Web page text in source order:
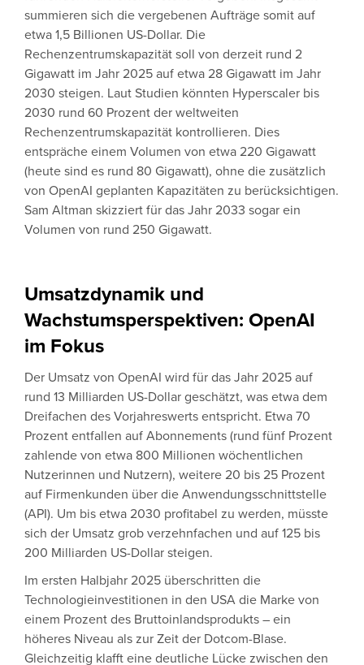
summieren sich die vergebenen Aufträge somit auf
etwa 1,5 Billionen US-Dollar. Die
Rechenzentrumskapazität soll von derzeit rund 2
Gigawatt im Jahr 2025 auf etwa 28 Gigawatt im Jahr
2030 steigen. Laut Studien könnten Hyperscaler bis
2030 rund 60 Prozent der weltweiten
Rechenzentrumskapazität kontrollieren. Dies
entspräche einem Volumen von etwa 220 Gigawatt
(heute sind es rund 80 Gigawatt), ohne die zusätzlich
von OpenAI geplanten Kapazitäten zu berücksichtigen.
Sam Altman skizziert für das Jahr 2033 sogar ein
Volumen von rund 250 Gigawatt.
Umsatzdynamik und
Wachstumsperspektiven: OpenAI
im Fokus
Der Umsatz von OpenAI wird für das Jahr 2025 auf
rund 13 Milliarden US-Dollar geschätzt, was etwa dem
Dreifachen des Vorjahreswerts entspricht. Etwa 70
Prozent entfallen auf Abonnements (rund fünf Prozent
zahlende von etwa 800 Millionen wöchentlichen
Nutzerinnen und Nutzern), weitere 20 bis 25 Prozent
auf Firmenkunden über die Anwendungsschnittstelle
(API). Um bis etwa 2030 profitabel zu werden, müsste
sich der Umsatz grob verzehnfachen und auf 125 bis
200 Milliarden US-Dollar steigen.
Im ersten Halbjahr 2025 überschritten die
Technologieinvestitionen in den USA die Marke von
einem Prozent des Bruttoinlandsprodukts – ein
höheres Niveau als zur Zeit der Dotcom-Blase.
Gleichzeitig klafft eine deutliche Lücke zwischen den